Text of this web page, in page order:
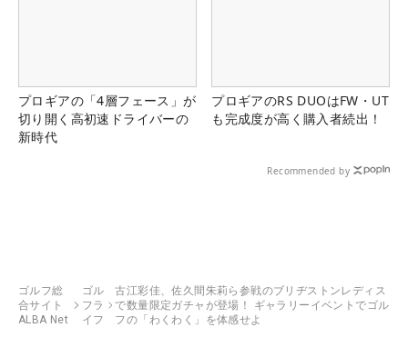
プロギアの「4層フェース」が
切り開く高初速ドライバーの
新時代
プロギアのRS DUOはFW・UT
も完成度が高く購入者続出！
Recommended by
ゴルフ総
合サイト
ALBA Net
ゴル
フラ
イフ
古江彩佳、佐久間朱莉ら参戦のブリヂストンレディス
で数量限定ガチャが登場！ ギャラリーイベントでゴル
フの「わくわく」を体感せよ